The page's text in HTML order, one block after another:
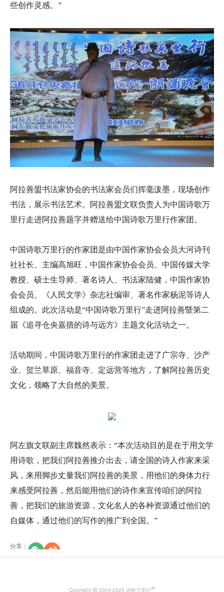
些创作灵感。”
阿拉善盟书法家协会的书法家会员们挥毫泼墨，现场创作
书法，展示书法艺术。阿拉善盟文联负责人为中国诗歌万
里行走进阿拉善题字并赠送给中国诗歌万里行作家团。
中国诗歌万里行的作家团是由中国作家协会会员大河诗刊
社社长、主编高旭旺，中国作家协会会员、中国传媒大学
教授、硕士生导师、著名诗人、书法家陆健，中国作家协
会会员、《人民文学》杂志社编审、著名作家杨泥等诗人
组成的。此次活动是“中国诗歌万里行”走进阿拉善暨第二
届《追寻仓央嘉措的诗与远方》主题文化活动之一。
活动期间，中国诗歌万里行的作家团走进了广宗寺、沙产
业、贺兰草原、福音寺、定远营等地方，了解阿拉善历史
文化，领略了大自然的美景。
阿左旗文联副主席魏然表示：“本次活动目的是在于用文学
用诗歌，把我们阿拉善推介出去，请全国的诗人作家来采
风，来用脚步丈量我们阿拉善的美景，用他们的身体力行
来感受阿拉善，然后能用他们的诗作来宣传咱们的阿拉
善，把我们的旅游资源，文化名人的各种资源通过他们的
自媒体，通过他们的写作的推广到全国。”
分享 ：
Copyright @ 2004-2025 诗歌万里行®